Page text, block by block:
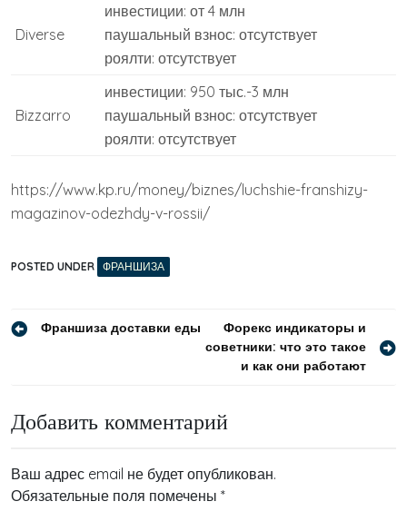
Diverse
инвестиции: от 4 млн
паушальный взнос: отсутствует
роялти: отсутствует
Bizzarro
инвестиции: 950 тыс.-3 млн
паушальный взнос: отсутствует
роялти: отсутствует
https://www.kp.ru/money/biznes/luchshie-franshizy-
magazinov-odezhdy-v-rossii/
POSTED UNDER ФРАНШИЗА
Навигация
Франшиза доставки еды
Форекс индикаторы и
советники: что это такое
и как они работают
Добавить комментарий
Ваш адрес email не будет опубликован.
Обязательные поля помечены *